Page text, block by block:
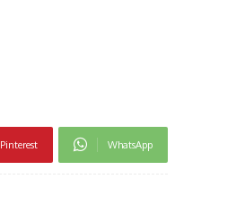
Pinterest WhatsApp